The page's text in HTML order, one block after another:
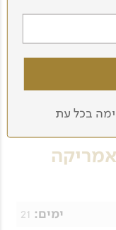
העצמאי
, המומחים שלנו
בהתאמה אישית
לתאריכים
לפרטים
ימים: 21
בכל עת